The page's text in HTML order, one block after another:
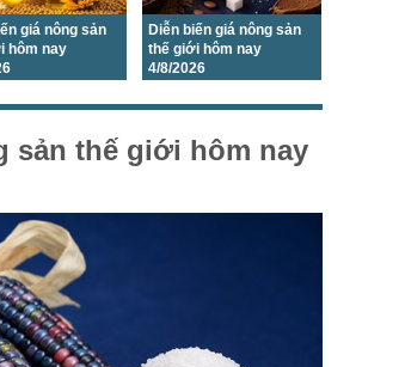
giá nông sản
hôm nay
Diễn biến giá nông sản
thế giới hôm nay
4/8/2026
sản thế giới hôm nay